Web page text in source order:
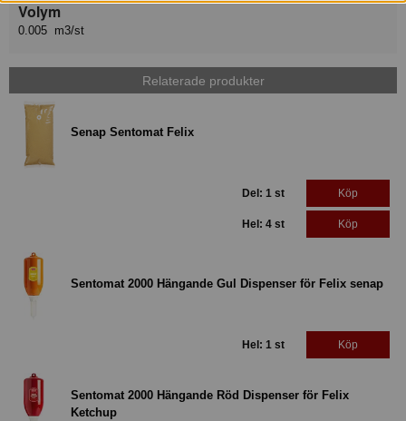
Volym
0.005 m3/st
Relaterade produkter
Senap Sentomat Felix
Del: 1 st Köp
Hel: 4 st Köp
Sentomat 2000 Hängande Gul Dispenser för Felix senap
Hel: 1 st Köp
Sentomat 2000 Hängande Röd Dispenser för Felix
Ketchup